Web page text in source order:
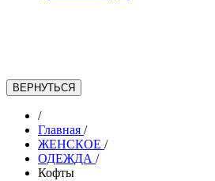
/
Главная /
ЖЕНСКОЕ /
ОДЕЖДА /
Кофты